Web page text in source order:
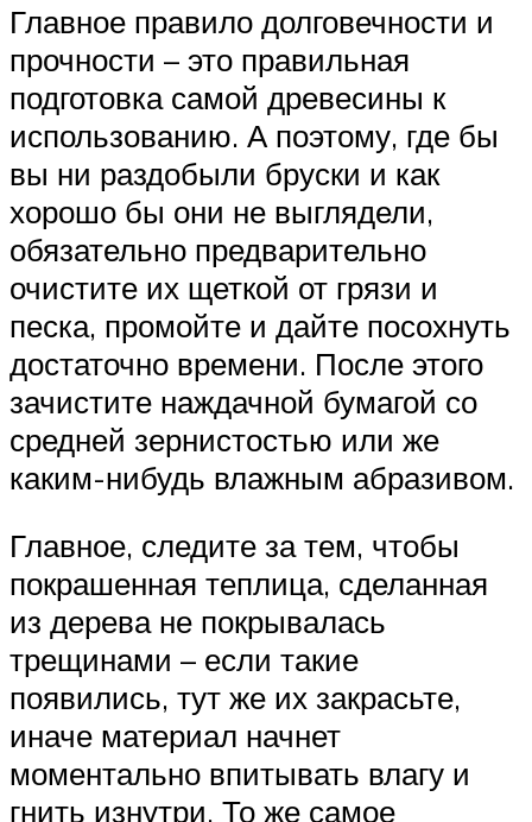
Главное правило долговечности и
прочности – это правильная
подготовка самой древесины к
использованию. А поэтому, где бы
вы ни раздобыли бруски и как
хорошо бы они не выглядели,
обязательно предварительно
очистите их щеткой от грязи и
песка, промойте и дайте посохнуть
достаточно времени. После этого
зачистите наждачной бумагой со
средней зернистостью или же
каким-нибудь влажным абразивом.
Главное, следите за тем, чтобы
покрашенная теплица, сделанная
из дерева не покрывалась
трещинами – если такие
появились, тут же их закрасьте,
иначе материал начнет
моментально впитывать влагу и
гнить изнутри. То же самое